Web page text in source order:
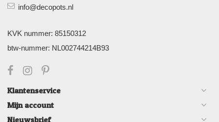
info@decopots.nl
KVK nummer: 85150312
btw-nummer: NL002744214B93
Klantenservice
Mijn account
Nieuwsbrief